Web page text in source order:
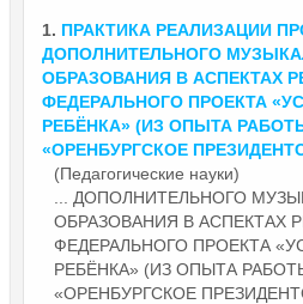
1. ПРАКТИКА РЕАЛИЗАЦИИ
ДОПОЛНИТЕЛЬНОГО
ОБРАЗОВАНИЯ В АСПЕКТАХ
ФЕДЕРАЛЬНОГО ПРОЕКТА
РЕБЁНКА» (ИЗ ОПЫТА
«ОРЕНБУРГСКОЕ
(Педагогические науки)
... ДОПОЛНИТЕЛЬНОГО
ОБРАЗОВАНИЯ В АСПЕКТАХ
ФЕДЕРАЛЬНОГО ПРОЕКТА
РЕБЁНКА» (ИЗ ОПЫТА
«ОРЕНБУРГСКОЕ